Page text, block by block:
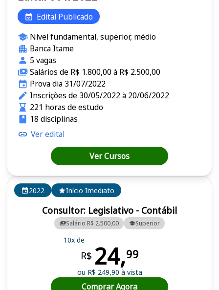
2022 Início Imediato
Consultor: Legislativo - Contábil
Salário R$ 2.500,00 Superior
10x de
R$ 24,99
ou R$ 249,90 à vista
Comprar Agora
Edital Publicado
Nível fundamental, superior, médio
Banca Itame
5 vagas
Salários de R$ 1.800,00 à R$ 2.500,00
Prova dia 31/07/2022
Inscrições de 30/05/2022 à 20/06/2022
221 horas de estudo
18 disciplinas
Ver edital
Ver Cursos